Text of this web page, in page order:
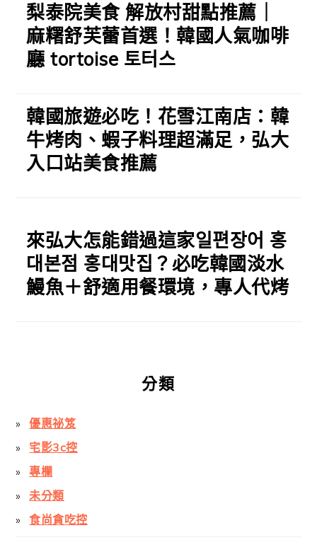
梨泰院美食 解放村甜點推薦｜
麻糬舒芙蕾首選！韓國人氣咖啡
廳 tortoise 토터스
韓國旅遊必吃！花雪江南店：韓
牛烤肉、蝦子料理超滿足，弘大
入口站美食推薦
來弘大怎能錯過這家일편장어 홍
대본점 홍대맛집？必吃韓國淡水
鰻魚＋舒適用餐環境，專人代烤
分類
優惠祕笈
宅影3c控
專欄
未分類
食尚貪吃控